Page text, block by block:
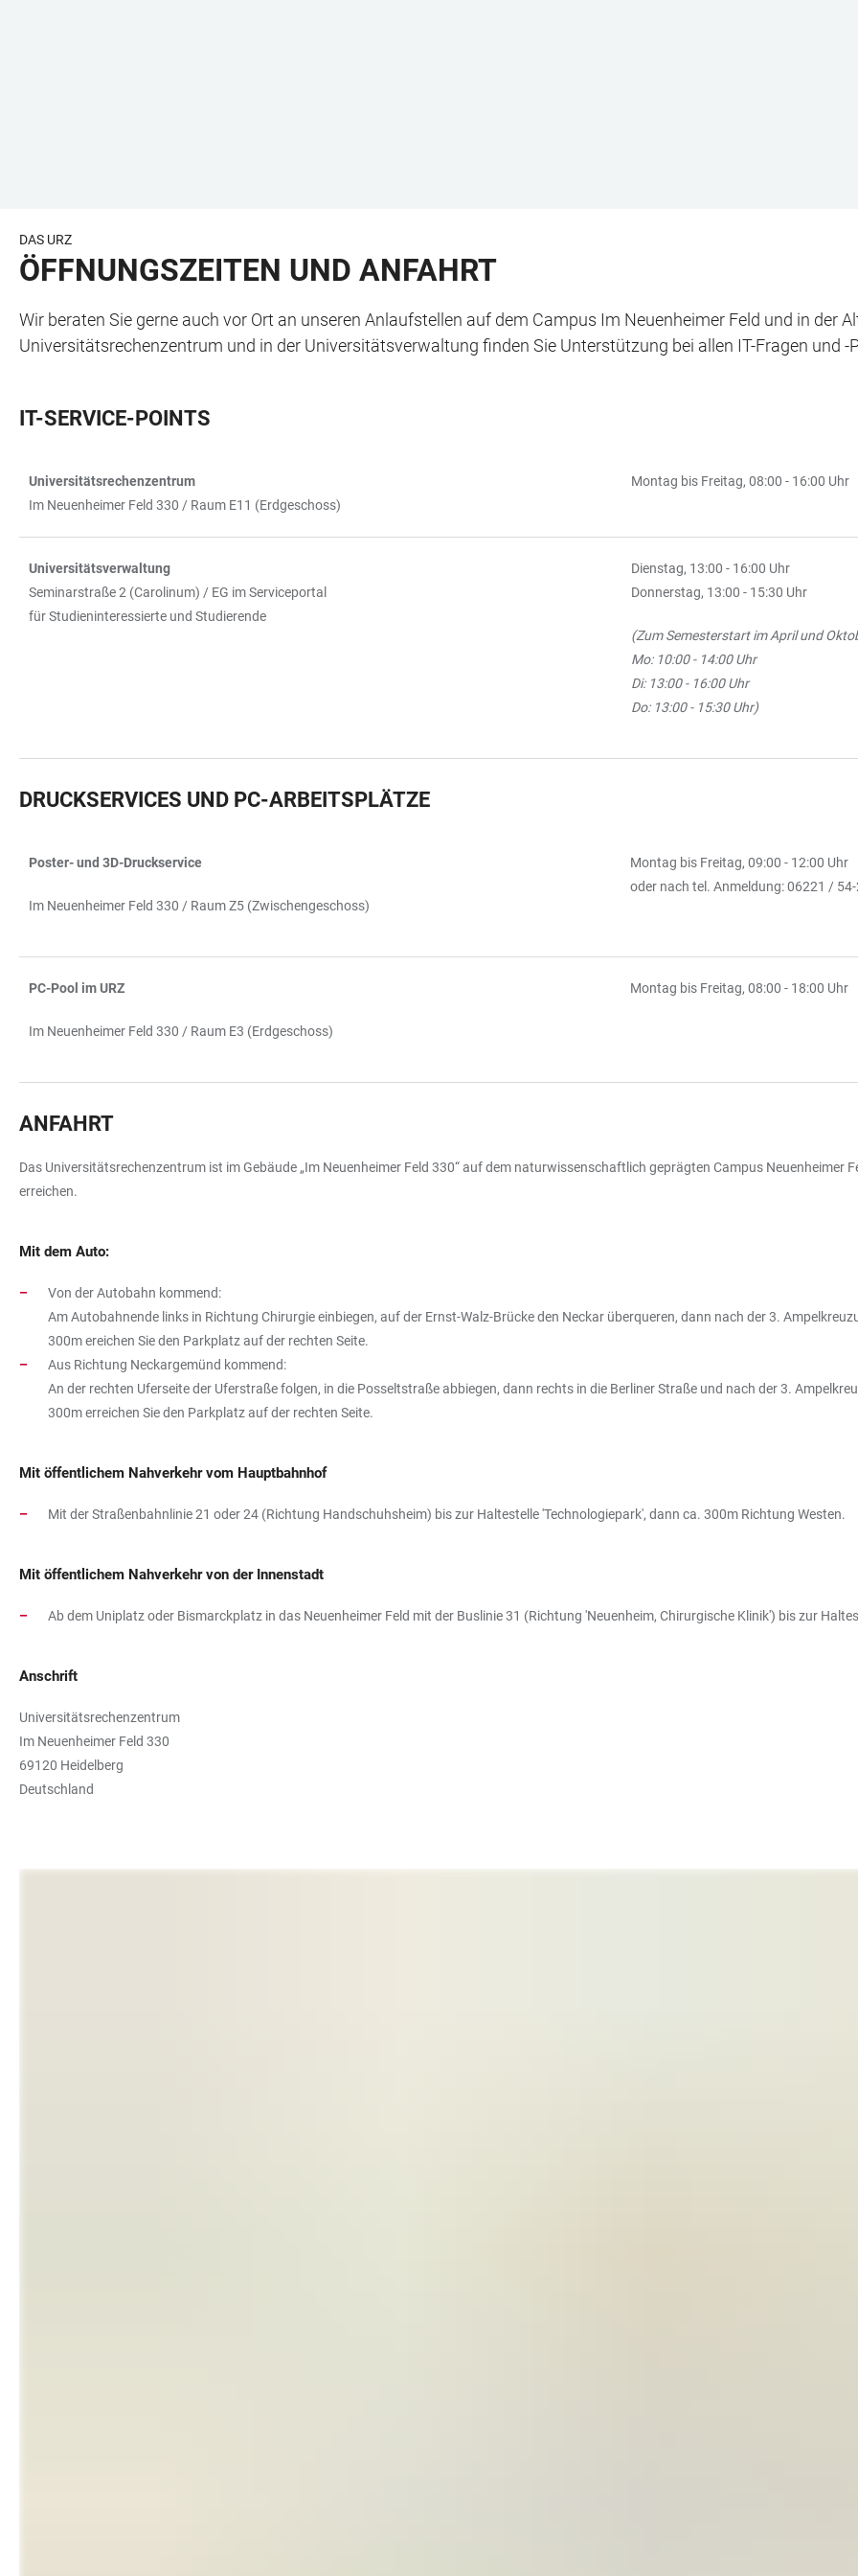
DAS URZ
ÖFFNUNGSZEITEN UND ANFAHRT
Wir beraten Sie gerne auch vor Ort an unseren Anlaufstellen auf dem Campus Im Neuenheimer Feld und in der
Universitätsrechenzentrum und in der Universitätsverwaltung finden Sie Unterstützung bei allen IT-Fragen und -
IT-SERVICE-POINTS
TABELLE
Universitätsrechenzentrum
Im Neuenheimer Feld 330 / Raum E11 (Erdgeschoss)
Montag bis Freitag, 08:00 - 16:00 Uhr
Universitätsverwaltung
Seminarstraße 2 (Carolinum) / EG im Serviceportal
für Studieninteressierte und Studierende
Dienstag, 13:00 - 16:00 Uhr
Donnerstag, 13:00 - 15:30 Uhr
(Zum Semesterstart im April und
Mo: 10:00 - 14:00 Uhr
Di: 13:00 - 16:00 Uhr
Do: 13:00 - 15:30 Uhr)
DRUCKSERVICES UND PC-ARBEITSPLÄTZE
Poster- und 3D-Druckservice
Im Neuenheimer Feld 330 / Raum Z5 (Zwischengeschoss)
Montag bis Freitag, 09:00 - 12:00 Uhr
oder nach tel. Anmeldung: 06221 /
PC-Pool im URZ
Im Neuenheimer Feld 330 / Raum E3 (Erdgeschoss)
Montag bis Freitag, 08:00 - 18:00 Uhr
ANFAHRT
Das Universitätsrechenzentrum ist im Gebäude „Im Neuenheimer Feld 330“ auf dem naturwissenschaftlich geprägten Campus
erreichen.
Mit dem Auto:
Von der Autobahn kommend:
Am Autobahnende links in Richtung Chirurgie einbiegen, auf der Ernst-Walz-Brücke den Neckar überqueren, dann nach der 3.
300m ereichen Sie den Parkplatz auf der rechten Seite.
Aus Richtung Neckargemünd kommend:
An der rechten Uferseite der Uferstraße folgen, in die Posseltstraße abbiegen, dann rechts in die Berliner Straße und nach der 3.
300m erreichen Sie den Parkplatz auf der rechten Seite.
Mit öffentlichem Nahverkehr vom Hauptbahnhof
Mit der Straßenbahnlinie 21 oder 24 (Richtung Handschuhsheim) bis zur Haltestelle 'Technologiepark', dann ca. 300m Richtung Westen.
Mit öffentlichem Nahverkehr von der Innenstadt
Ab dem Uniplatz oder Bismarckplatz in das Neuenheimer Feld mit der Buslinie 31 (Richtung 'Neuenheim, Chirurgische Klinik') bis zur
Anschrift
Universitätsrechenzentrum
Im Neuenheimer Feld 330
69120 Heidelberg
Deutschland